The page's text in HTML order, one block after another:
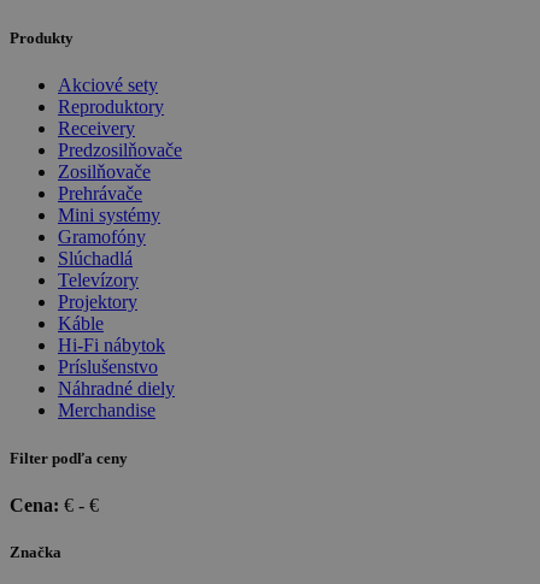
Produkty
Akciové sety
Reproduktory
Receivery
Predzosilňovače
Zosilňovače
Prehrávače
Mini systémy
Gramofóny
Slúchadlá
Televízory
Projektory
Káble
Hi-Fi nábytok
Príslušenstvo
Náhradné diely
Merchandise
Filter podľa ceny
Cena: € - €
Značka